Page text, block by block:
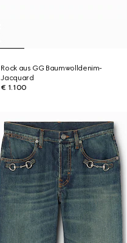
Rock aus GG Baumwolldenim-
Jacquard
€ 1.100